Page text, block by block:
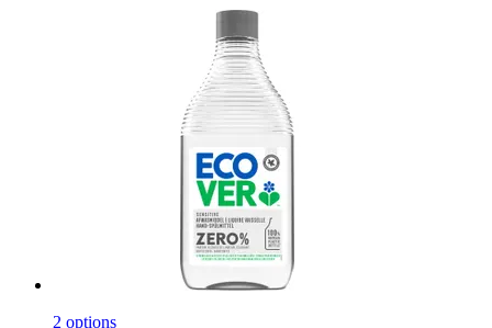
2 options